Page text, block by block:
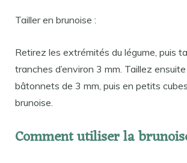
Tailler en brunoise :
Retirez les extrémités du légume, puis
tranches d’environ 3 mm. Taillez
bâtonnets de 3 mm, puis en petits
brunoise.
Comment utiliser la